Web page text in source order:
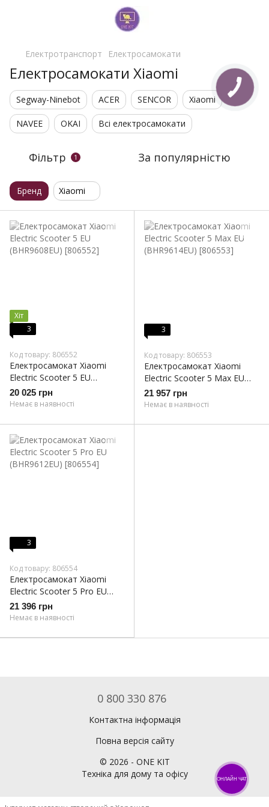
Електротранспорт Електросамокати
Електросамокати Xiaomi
Segway-Ninebot ACER SENCOR Xiaomi
NAVEE OKAI Всі електросамокати
Фільтр 1 За популярністю
Бренд Xiaomi
Хіт
3
Код товару: 806552
Електросамокат Xiaomi
Electric Scooter 5 EU
(BHR9608EU)
20 025 грн
Немає в наявності
3
Код товару: 806553
Електросамокат Xiaomi
Electric Scooter 5 Max EU
(BHR9614EU)
21 957 грн
Немає в наявності
3
Код товару: 806554
Електросамокат Xiaomi
Electric Scooter 5 Pro EU
(BHR9612EU)
21 396 грн
Немає в наявності
0 800 330 876
Контактна інформація
Повна версія сайту
© 2026 - ONE KIT
Техніка для дому та офісу
ОНЛАЙН ЧАТ